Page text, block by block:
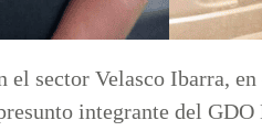
sector Velasco Ibarra,
integrante del